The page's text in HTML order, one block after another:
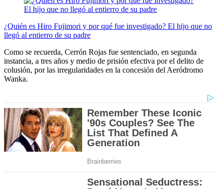
¿Quién es Hiro Fujimori y por qué fue investigado? El hijo que no
llegó al entierro de su padre
Como se recuerda, Cerrón Rojas fue sentenciado, en segunda
instancia, a tres años y medio de prisión efectiva por el delito de
colusión, por las irregularidades en la concesión del Aeródromo
Wanka.